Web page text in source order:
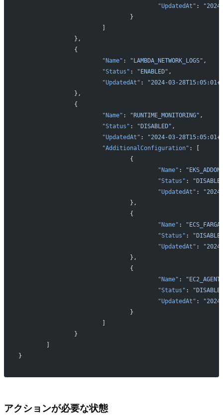
					"UpdatedAt"
:
				}
			]
		},
		{
			"Name"
: "LAMBDA_NETWORK_LOGS" ,
			"Status"
: "ENABLED" ,
			"UpdatedAt"
:
"2024-03-
		},
		{
			"Name"
: "RUNTIME_MONITORING" ,
			"Status"
: "DISABLED" ,
			"UpdatedAt"
:
"2024-03-
			"AdditionalConfiguration"
: [
				{
					"Name"
:
					"Status"
:
					"UpdatedAt"
:
				},
				{
					"Name"
:
					"Status"
:
					"UpdatedAt"
:
				},
				{
					"Name"
:
					"Status"
:
					"UpdatedAt"
:
				}
			]
		}
	]
}
アクションが必要な状態